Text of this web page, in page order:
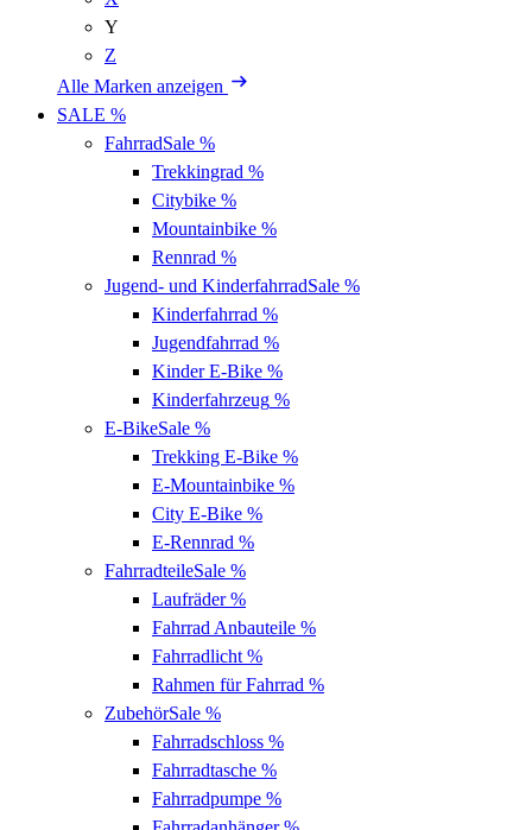
Y
Z
Alle Marken anzeigen
SALE %
FahrradSale %
Trekkingrad %
Citybike %
Mountainbike %
Rennrad %
Jugend- und KinderfahrradSale %
Kinderfahrrad %
Jugendfahrrad %
Kinder E-Bike %
Kinderfahrzeug %
E-BikeSale %
Trekking E-Bike %
E-Mountainbike %
City E-Bike %
E-Rennrad %
FahrradteileSale %
Laufräder%
Fahrrad Anbauteile %
Fahrradlicht %
Rahmen für Fahrrad %
ZubehörSale %
Fahrradschloss %
Fahrradtasche %
Fahrradpumpe %